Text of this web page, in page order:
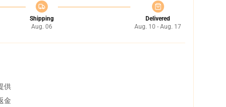
Shipping
Aug. 06
Delivered
Aug. 10 - Aug. 17
供
金